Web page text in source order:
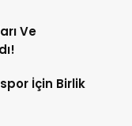
Ve
İçin Birlik